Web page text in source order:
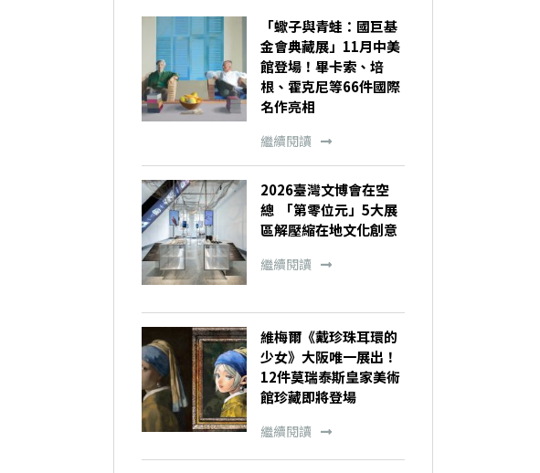
「蠍子與青蛙：國巨基
金會典藏展」11月中美
館登場！畢卡索、培
根、霍克尼等66件國際
名作亮相
繼續閱讀
2026臺灣文博會在空
總 「第零位元」5大展
區解壓縮在地文化創意
繼續閱讀
維梅爾《戴珍珠耳環的
少女》大阪唯一展出！
12件莫瑞泰斯皇家美術
館珍藏即將登場
繼續閱讀